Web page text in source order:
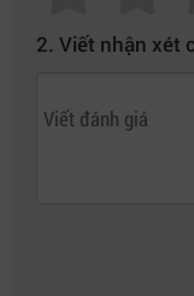
2. Viết nhận xét